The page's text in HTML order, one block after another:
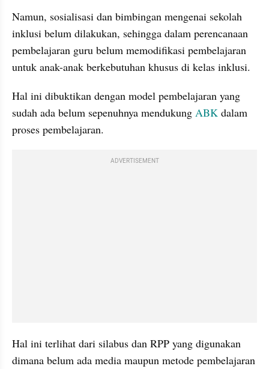
Namun, sosialisasi dan bimbingan mengenai sekolah
inklusi belum dilakukan, sehingga dalam perencanaan
pembelajaran guru belum memodifikasi pembelajaran
untuk anak-anak berkebutuhan khusus di kelas inklusi.
Hal ini dibuktikan dengan model pembelajaran yang
sudah ada belum sepenuhnya mendukung ABK dalam
proses pembelajaran.
ADVERTISEMENT
Hal ini terlihat dari silabus dan RPP yang digunakan
dimana belum ada media maupun metode pembelajaran